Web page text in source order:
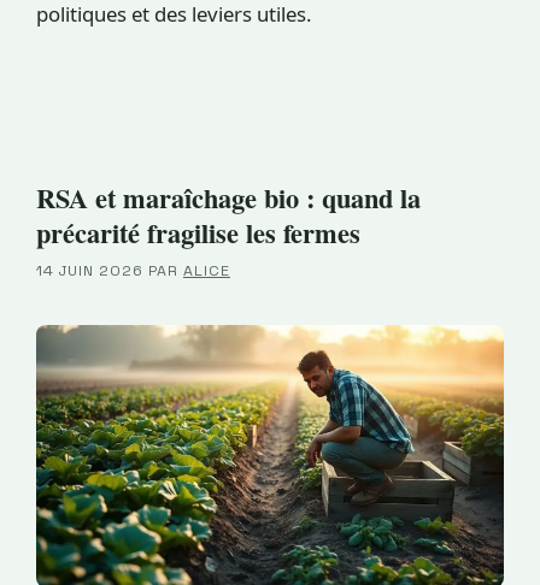
politiques et des leviers utiles.
RSA et maraîchage bio : quand la
précarité fragilise les fermes
14 JUIN 2026 PAR ALICE